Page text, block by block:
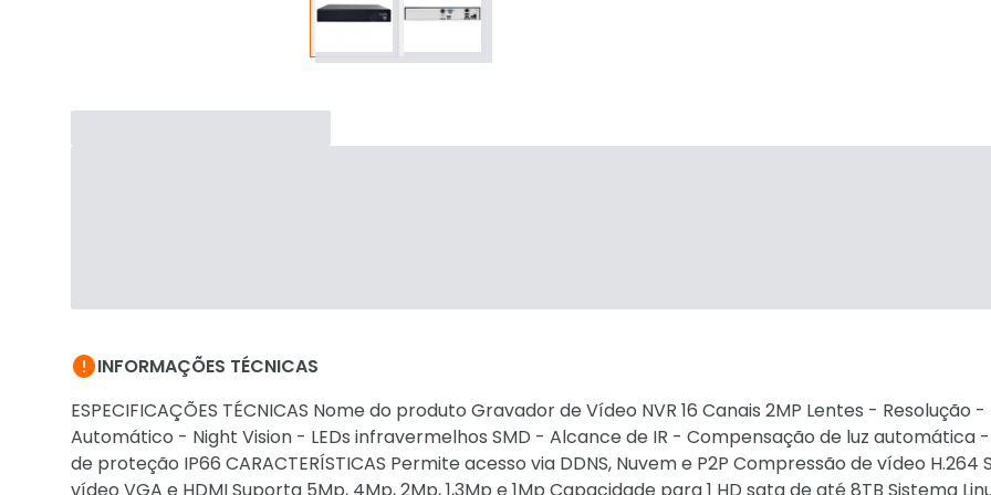
INFORMAÇÕES TÉCNICAS
ESPECIFICAÇÕES TÉCNICAS Nome do produto Gravador de Vídeo NVR 16 Canais 2MP Lentes - Resolução -
Automático - Night Vision - LEDs infravermelhos SMD - Alcance de IR - Compensação de luz automática
de proteção IP66 CARACTERÍSTICAS Permite acesso via DDNS, Nuvem e P2P Compressão de vídeo H.264